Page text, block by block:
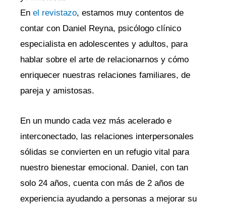
En el revistazo, estamos muy contentos de
contar con Daniel Reyna, psicólogo clínico
especialista en adolescentes y adultos, para
hablar sobre el arte de relacionarnos y cómo
enriquecer nuestras relaciones familiares, de
pareja y amistosas.
En un mundo cada vez más acelerado e
interconectado, las relaciones interpersonales
sólidas se convierten en un refugio vital para
nuestro bienestar emocional. Daniel, con tan
solo 24 años, cuenta con más de 2 años de
experiencia ayudando a personas a mejorar su